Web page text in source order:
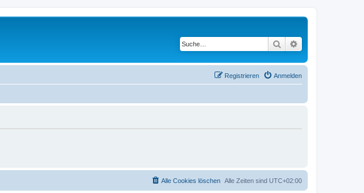
Suche
Anmelden
Registrieren
Alle Zeiten sind UTC+02:00
Alle Cookies löschen